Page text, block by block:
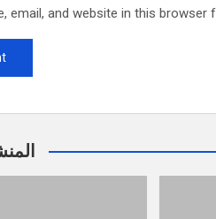
email, and website in this